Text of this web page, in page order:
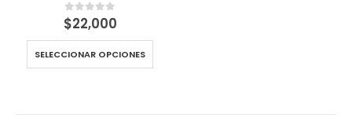
0out of 5
$22,000
SELECCIONAR OPCIONES